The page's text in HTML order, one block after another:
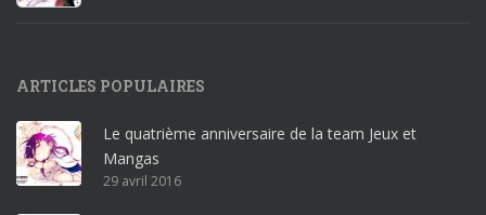
1
r
o
ff
i
ARTICLES POPULAIRES
Le quatrième anniversaire de la team Jeux et
Mangas
29 avril 2016